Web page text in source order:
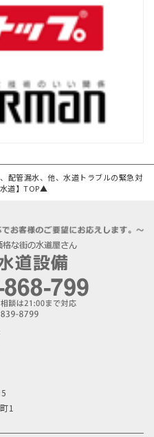
配管漏水、他、水道トラブルの緊急対
道】TOP▲
1